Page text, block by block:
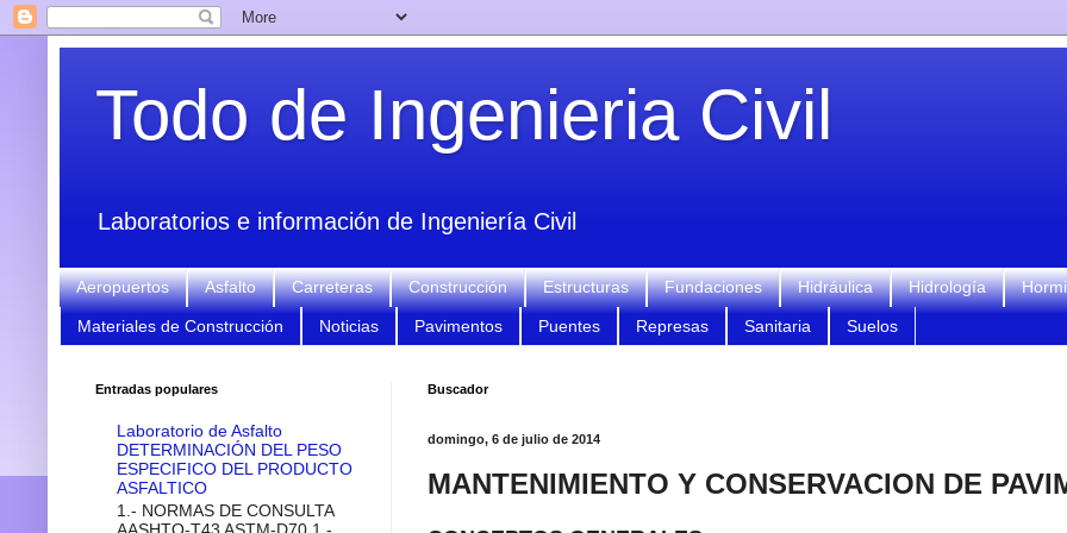
Todo de Ingenieria Civil
Laboratorios e información de Ingeniería Civil
Aeropuertos Asfalto Carreteras Construcción Estructuras Fundaciones Hidráulica Hidrología
Materiales de Construcción Noticias Pavimentos Puentes Represas Sanitaria Suelos
Buscador
domingo, 6 de julio de 2014
MANTENIMIENTO Y CONSERVACION DE
Entradas populares
Laboratorio de Asfalto
DETERMINACIÓN DEL PESO
ESPECIFICO DEL PRODUCTO
ASFALTICO
1.- NORMAS DE CONSULTA